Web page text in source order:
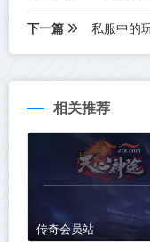
下一篇 私服中的
相关推荐
传奇会员站